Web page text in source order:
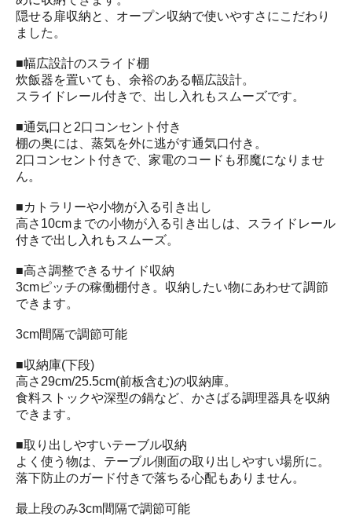
隠せる扉収納と、オープン収納で使いやすさにこだわり
ました。
■幅広設計のスライド棚
炊飯器を置いても、余裕のある幅広設計。
スライドレール付きで、出し入れもスムーズです。
■通気口と2口コンセント付き
棚の奥には、蒸気を外に逃がす通気口付き。
2口コンセント付きで、家電のコードも邪魔になりませ
ん。
■カトラリーや小物が入る引き出し
高さ10cmまでの小物が入る引き出しは、スライドレール
付きで出し入れもスムーズ。
■高さ調整できるサイド収納
3cmピッチの稼働棚付き。収納したい物にあわせて調節
できます。
3cm間隔で調節可能
■収納庫(下段)
高さ29cm/25.5cm(前板含む)の収納庫。
食料ストックや深型の鍋など、かさばる調理器具を収納
できます。
■取り出しやすいテーブル収納
よく使う物は、テーブル側面の取り出しやすい場所に。
落下防止のガード付きで落ちる心配もありません。
最上段のみ3cm間隔で調節可能